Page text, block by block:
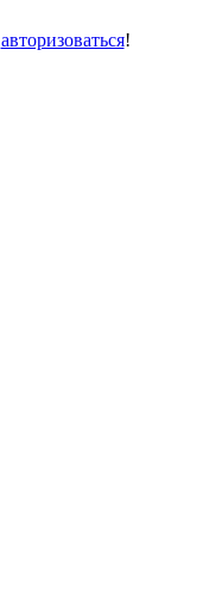
авторизоваться!